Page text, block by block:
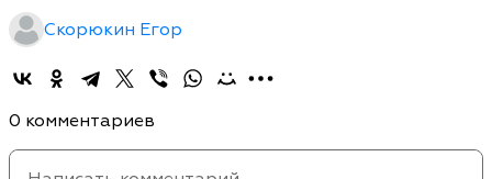
Скорюкин Егор
0 комментариев